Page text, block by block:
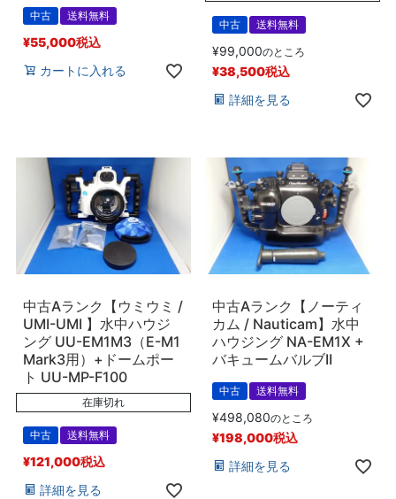
中古 送料無料
¥55,000税込
カートに入れる
中古 送料無料
¥99,000のところ
¥38,500税込
詳細を見る
中古Aランク【ウミウミ /
UMI-UMI 】水中ハウジ
ング UU-EM1M3（E-M1
Mark3用）+ドームポー
ト UU-MP-F100
在庫切れ
中古 送料無料
¥121,000税込
詳細を見る
中古Aランク【ノーティ
カム / Nauticam】水中
ハウジング NA-EM1X +
バキュームバルブII
中古 送料無料
¥498,080のところ
¥198,000税込
詳細を見る